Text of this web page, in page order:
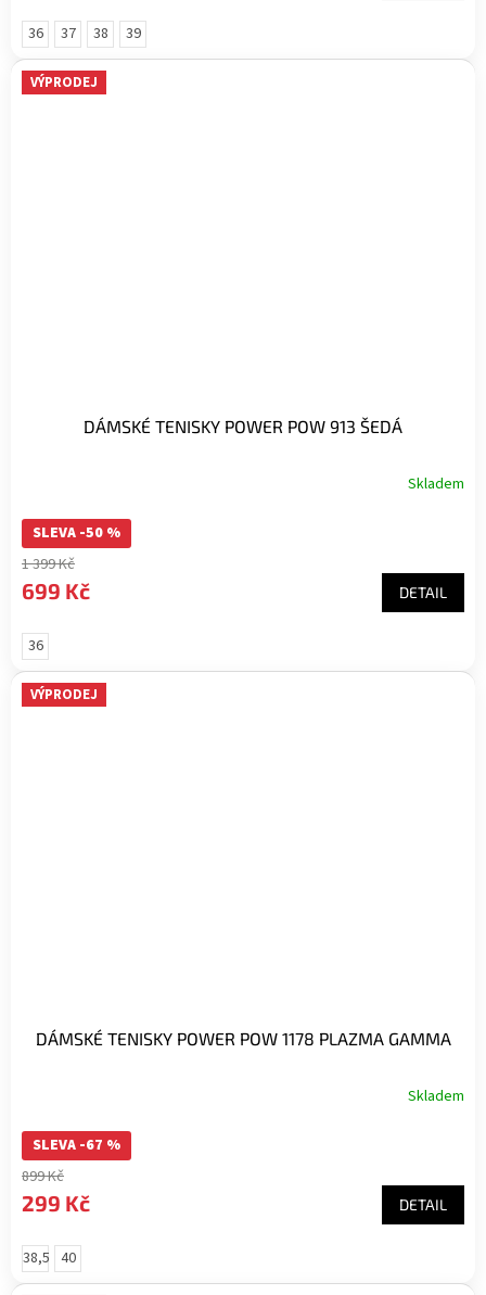
hvězdiček.
36 37 38 39
VÝPRODEJ
DÁMSKÉ TENISKY POWER POW 913 ŠEDÁ
Skladem
SLEVA -50 %
1 399 Kč
699 Kč DETAIL
36
VÝPRODEJ
DÁMSKÉ TENISKY POWER POW 1178 PLAZMA GAMMA
Skladem
SLEVA -67 %
899 Kč
299 Kč DETAIL
38,5 40